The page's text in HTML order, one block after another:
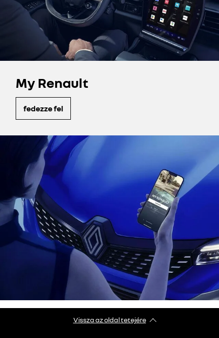
My Renault
fedezze fel
Vissza az oldal tetejére